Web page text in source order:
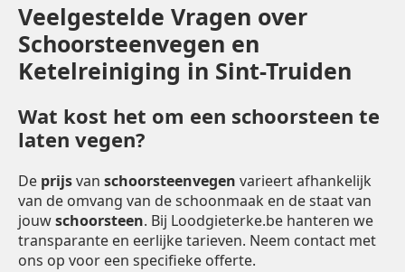
Veelgestelde Vragen over
Schoorsteenvegen en
Ketelreiniging in Sint-Truiden
Wat kost het om een schoorsteen te
laten vegen?
De prijsvan schoorsteenvegen varieert afhankelijk
van de omvang van de schoonmaak en de staat van
jouwschoorsteen. Bij Loodgieterke.be hanteren we
transparante en eerlijke tarieven. Neem contact met
ons op voor een specifieke offerte.